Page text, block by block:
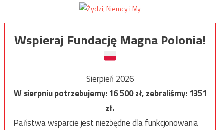
Wspieraj Fundację Magna Polonia!
Sierpień 2026
W sierpniu potrzebujemy:16 500zł, zebraliśmy:1351
zł.
Państwa wsparcie jest niezbędne dla funkcjonowania